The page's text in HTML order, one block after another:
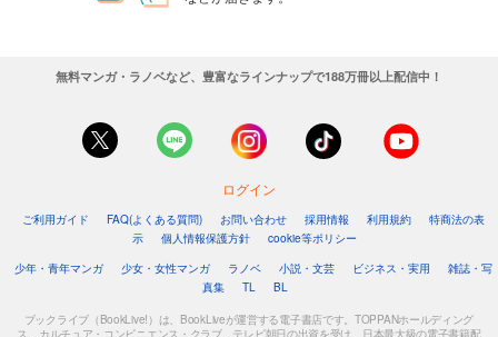
無料マンガ・ラノベなど、豊富なラインナップで188万冊以上配信中！
ログイン
ご利用ガイド FAQ(よくある質問) お問い合わせ 採用情報 利用規約
特商法の表
示
個人情報保護方針
cookie等ポリシー
少年・青年マンガ
少女・女性マンガ ラノベ 小説・文芸 ビジネス・実用
雑誌・写
真集
TL BL
ブックライブ（BookLive!）は、BookLiveが運営する電子書店です。TOPPANホールディング
ス、カルチュア・コンビニエンス・クラブ、テレビ朝日の出資を受け、日本最大級の電子書籍配